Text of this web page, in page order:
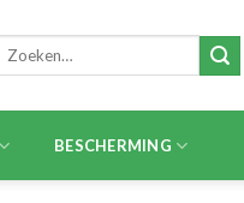
Zoeken
BESCHERMING